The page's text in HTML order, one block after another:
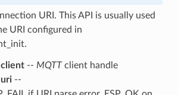
URI. This API is usually used
URI configured in
client-- MQTTclient handle
uri--